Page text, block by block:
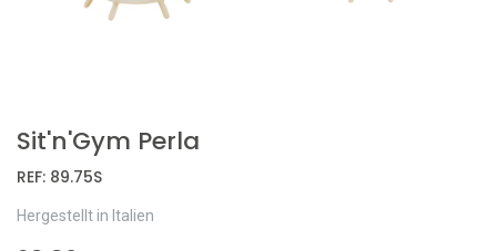
Sit'n'Gym Perla
REF: 89.75S
Hergestellt in Italien